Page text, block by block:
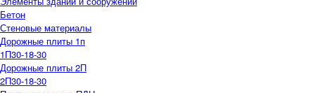
Бетон
Стеновые материалы
Дорожные плиты 1п
1П30-18-30
Дорожные плиты 2П
2П30-18-30